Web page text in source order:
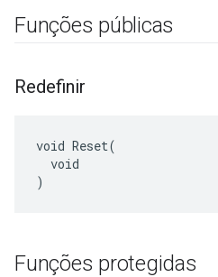
Funções públicas
Redefinir
void Reset(
  void
)
Funções protegidas